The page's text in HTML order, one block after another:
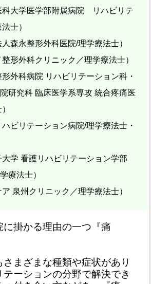
科大学医学部附属病院 リハビリテ
士）
森永整形外科医院/理学療法士）
形外科クリニック／理学療法士）
外科病院 リハビリテーション科・
研究科 臨床医学系専攻 統合疼痛医
ビリテーション病院/理学療法士・
学 看護リハビリテーション学部
療法士）
泉州クリニック／理学療法士）
に掛かる理由の一つ『痛
まざまな種類や症状があり
テーションの分野で解決でき